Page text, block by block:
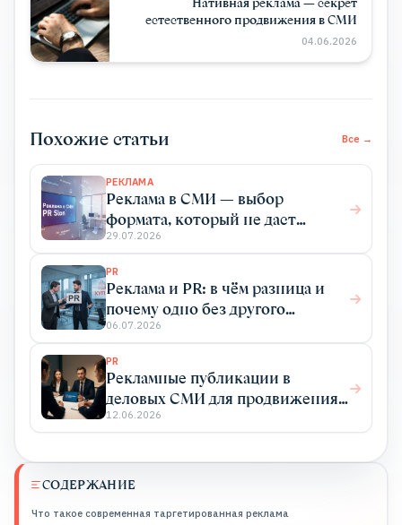
СОДЕРЖАНИЕ
Что такое современная таргетированная реклама
естественного продвижения в СМИ
04.06.2026
Похожие статьи Все →
РЕКЛАМА
Реклама в СМИ — выбор
формата, который не даст
конкурентам перехватить
клиентов
29.07.2026
PR
Реклама и PR: в чём разница и
почему одно без другого
работает хуже
06.07.2026
PR
Рекламные публикации в
деловых СМИ для продвижения
бизнеса
12.06.2026